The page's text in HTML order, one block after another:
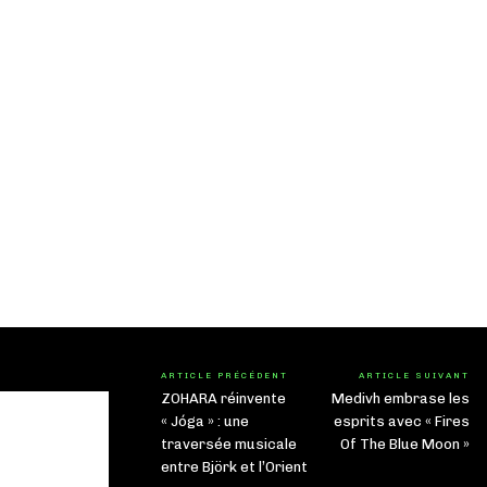
ARTICLE PRÉCÉDENT
ZOHARA réinvente
« Jóga » : une
traversée musicale
entre Björk et l’Orient
ARTICLE SUIVANT
Medivh embrase les
esprits avec « Fires
Of The Blue Moon »